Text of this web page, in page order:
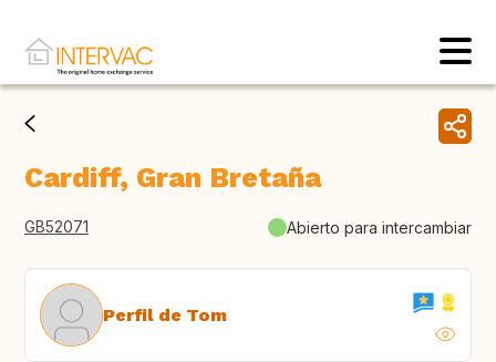
Cardiff, Gran Bretaña
GB52071 Abierto para intercambiar
Perfil de Tom